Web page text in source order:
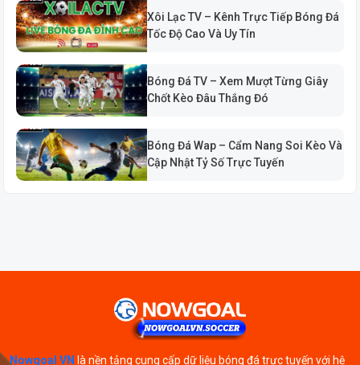
Xôi Lạc TV – Kênh Trực Tiếp Bóng Đá
Tốc Độ Cao Và Uy Tín
Bóng Đá TV – Xem Mượt Từng Giây
Chốt Kèo Đâu Thắng Đó
Bóng Đá Wap – Cẩm Nang Soi Kèo Và
Cập Nhật Tỷ Số Trực Tuyến
Nowgoal VN là nền tảng cung cấp dữ liệu bóng đá trực tuyến với hệ